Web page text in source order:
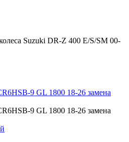
Suzuki DR-Z 400 E/S/SM 00-